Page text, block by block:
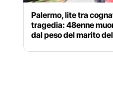
Palermo, lite tra
tragedia: 48enne
dal peso del marito